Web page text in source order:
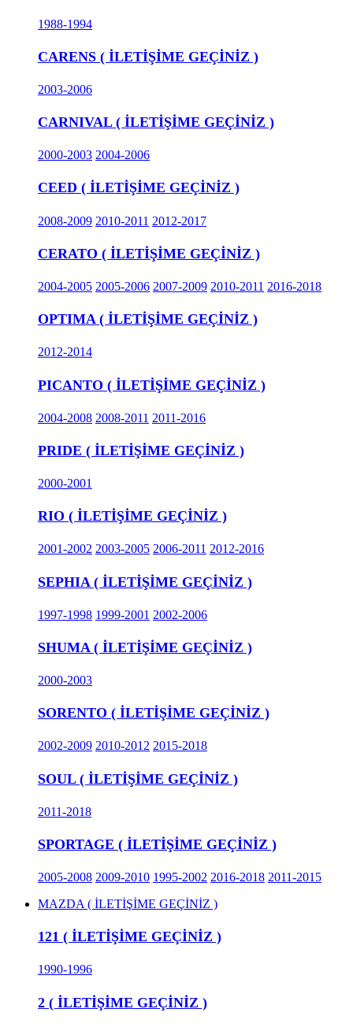
1988-1994
CARENS ( İLETİŞİME GEÇİNİZ )
2003-2006
CARNIVAL ( İLETİŞİME GEÇİNİZ )
2000-2003 2004-2006
CEED ( İLETİŞİME GEÇİNİZ )
2008-2009 2010-2011 2012-2017
CERATO ( İLETİŞİME GEÇİNİZ )
2004-2005 2005-2006 2007-2009 2010-2011 2016-2018
OPTIMA ( İLETİŞİME GEÇİNİZ )
2012-2014
PICANTO ( İLETİŞİME GEÇİNİZ )
2004-2008 2008-2011 2011-2016
PRIDE ( İLETİŞİME GEÇİNİZ )
2000-2001
RIO ( İLETİŞİME GEÇİNİZ )
2001-2002 2003-2005 2006-2011 2012-2016
SEPHIA ( İLETİŞİME GEÇİNİZ )
1997-1998 1999-2001 2002-2006
SHUMA ( İLETİŞİME GEÇİNİZ )
2000-2003
SORENTO ( İLETİŞİME GEÇİNİZ )
2002-2009 2010-2012 2015-2018
SOUL ( İLETİŞİME GEÇİNİZ )
2011-2018
SPORTAGE ( İLETİŞİME GEÇİNİZ )
2005-2008 2009-2010 1995-2002 2016-2018 2011-2015
MAZDA ( İLETİŞİME GEÇİNİZ )
121 ( İLETİŞİME GEÇİNİZ )
1990-1996
2 ( İLETİŞİME GEÇİNİZ )